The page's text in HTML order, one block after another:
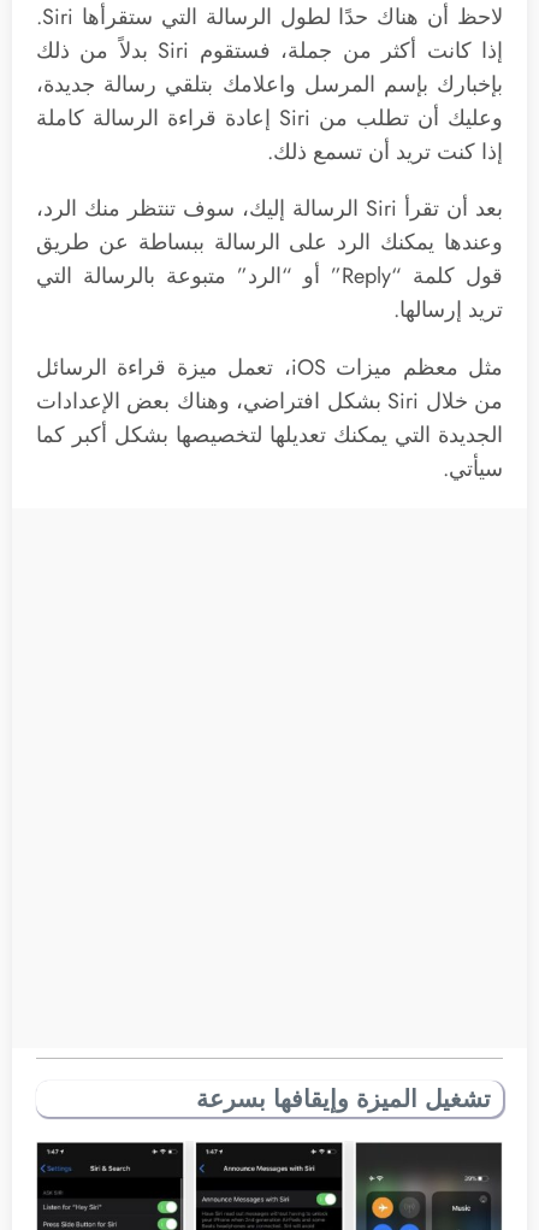
لاحظ أن هناك حدًا لطول الرسالة التي ستقرأها Siri.
إذا كانت أكثر من جملة، فستقوم Siri بدلاً من ذلك
بإخبارك بإسم المرسل واعلامك بتلقي رسالة جديدة،
وعليك أن تطلب من Siri إعادة قراءة الرسالة كاملة
إذا كنت تريد أن تسمع ذلك.
بعد أن تقرأ Siri الرسالة إليك، سوف تنتظر منك الرد،
وعندها يمكنك الرد على الرسالة ببساطة عن طريق
قول كلمة “Reply” أو “الرد” متبوعة بالرسالة التي
تريد إرسالها.
مثل معظم ميزات iOS، تعمل ميزة قراءة الرسائل
من خلال Siri بشكل افتراضي، وهناك بعض الإعدادات
الجديدة التي يمكنك تعديلها لتخصيصها بشكل أكبر كما
سيأتي.
تشغيل الميزة وإيقافها بسرعة